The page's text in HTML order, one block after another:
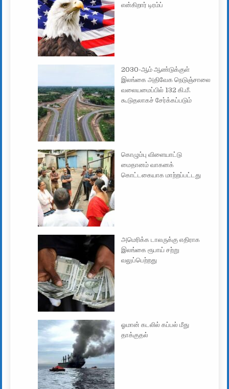
என்கிறார் டிரம்ப்
2030-ஆம் ஆண்டுக்குள்
இலங்கை அதிவேக நெடுஞ்சாலை
வலையமைப்பில் 132 கி.மீ.
கூடுதலாகச் சேர்க்கப்படும்
கொழும்பு விளையாட்டு
மைதானம் வாகனக்
கொட்டகையாக மாற்றப்பட்டது
அமெரிக்க டாலருக்கு எதிராக
இலங்கை ரூபாய் சற்று
வலுப்பெற்றது
ஓமான் கடலில் கப்பல் மீது
தாக்குதல்